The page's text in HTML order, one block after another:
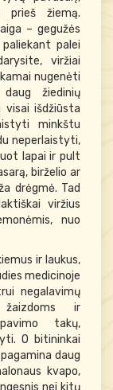
prieš žiemą.
– gegužės
palei
viržiai
nugenėti
žiedinių
visai išdžiūsta
minkštu
neperlaistyti,
lapai ir pult
birželio ar
drėgmė. Tad
viržius
nuo
ir laukus,
medicinoje
negalavimų
žaizdoms ir
takų,
O bitininkai
daug
kvapo,
nei kitų